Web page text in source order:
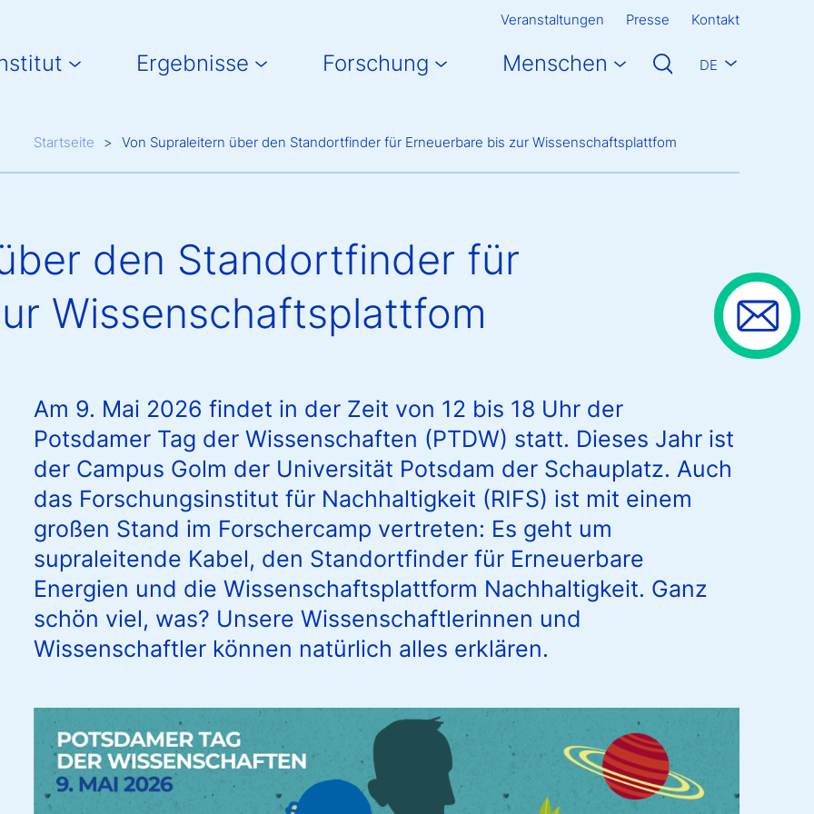
Veranstaltungen Presse Kontakt
Ergebnisse Forschung Menschen DE
Breadcrumb
Startseite Von Supraleitern über den Standortfinder für Erneuerbare bis zur Wissenschaftsplattfom
den Standortfinder für
Wissenschaftsplattfom
Am 9. Mai 2026 findet in der Zeit von 12 bis 18 Uhr der
Potsdamer Tag der Wissenschaften (PTDW) statt. Dieses Jahr ist
der Campus Golm der Universität Potsdam der Schauplatz. Auch
das Forschungsinstitut für Nachhaltigkeit (RIFS) ist mit einem
großen Stand im Forschercamp vertreten: Es geht um
supraleitende Kabel, den Standortfinder für Erneuerbare
Energien und die Wissenschaftsplattform Nachhaltigkeit. Ganz
schön viel, was? Unsere Wissenschaftlerinnen und
Wissenschaftler können natürlich alles erklären.